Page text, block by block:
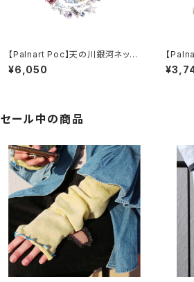
【Palnart Poc】天の川銀河ネック
レス（SV）
¥6,050
【
ネック
セール中の商品